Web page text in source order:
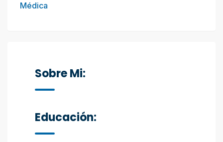
Médica
Sobre Mi:
Educación: